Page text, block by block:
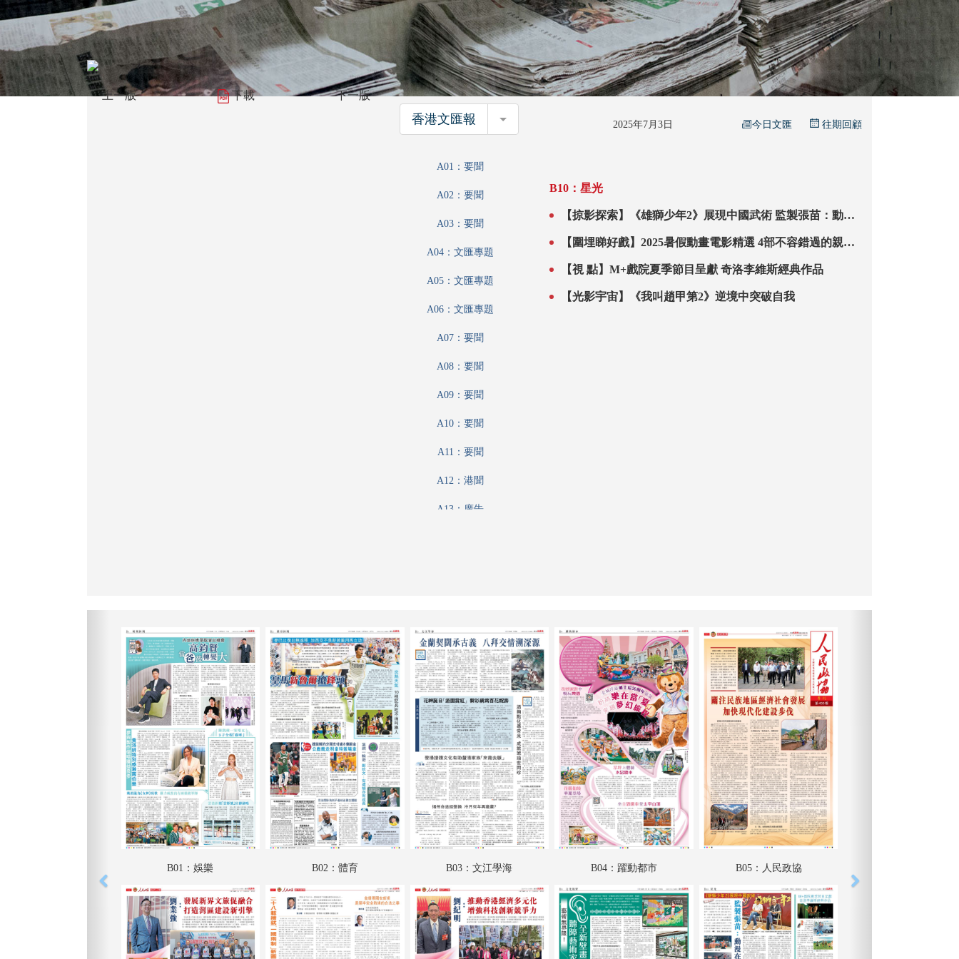
上一版 下載 下一版
香港文匯報 香港文匯報 2025年7月3日 今日文匯 往期回顧
A01：要聞
A02：要聞
A03：要聞
A04：文匯專題
A05：文匯專題
A06：文匯專題
A07：要聞
A08：要聞
A09：要聞
A10：要聞
A11：要聞
A12：港聞
A13：廣告
A18：內地
A19：國際
A20：國際
B01：娛樂
B02：體育
B03：文江學海
B04：躍動都市
B05：人民政協
B07：人民政協
B08：人民政協
B10：星光
【掠影探索】《雄獅少年2》展現中國武術 監製張苗：動漫
【圍埋睇好戲】2025暑假動畫電影精選 4部不容錯過的親子
【視 點】M+戲院夏季節目呈獻 奇洛李維斯經典作品
【光影宇宙】《我叫趙甲第2》逆境中突破自我
B01：娛樂 B02：體育 B03：文江學海 B04：躍動都市 B05：人民政協